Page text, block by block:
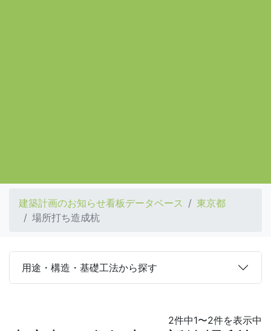
建築計画のお知らせ看板データベース
東京都
場所打ち造成杭
用途・構造・基礎工法から探す
2件中1〜2件を表示中